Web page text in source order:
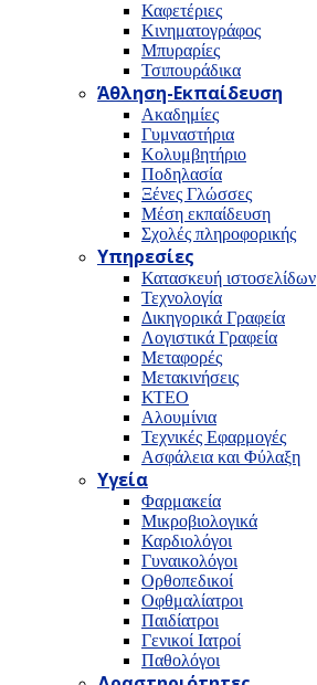
Καφετέριες
Κινηματογράφος
Μπυραρίες
Τσιπουράδικα
Άθληση-Εκπαίδευση
Ακαδημίες
Γυμναστήρια
Κολυμβητήριο
Ποδηλασία
Ξένες Γλώσσες
Μέση εκπαίδευση
Σχολές πληροφορικής
Υπηρεσίες
Κατασκευή ιστοσελίδων
Τεχνολογία
Δικηγορικά Γραφεία
Λογιστικά Γραφεία
Μεταφορές
Μετακινήσεις
ΚΤΕΟ
Αλουμίνια
Τεχνικές Εφαρμογές
Ασφάλεια και Φύλαξη
Υγεία
Φαρμακεία
Μικροβιολογικά
Καρδιολόγοι
Γυναικολόγοι
Ορθοπεδικοί
Οφθμαλίατροι
Παιδίατροι
Γενικοί Ιατροί
Παθολόγοι